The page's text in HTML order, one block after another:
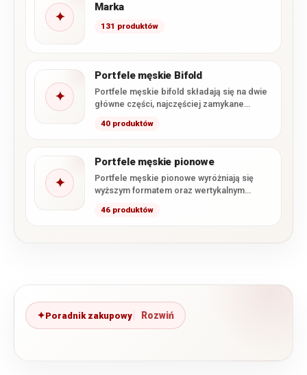
✦
Marka
131 produktów
✦
Portfele męskie Bifold
Portfele męskie bifold składają się na dwie
główne części, najczęściej zamykane
40 produktów
✦
Portfele męskie pionowe
Portfele męskie pionowe wyróżniają się
wyższym formatem oraz wertykalnym
znajdują…
46 produktów
Poradnik zakupowy